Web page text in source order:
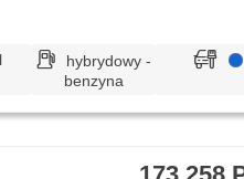
hybrydowy -
benzyna